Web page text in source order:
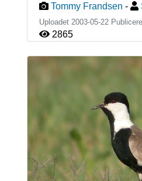
Tommy Frandsen -
Uploadet 2003-05-22
2865